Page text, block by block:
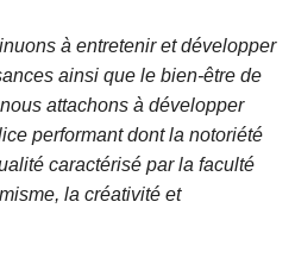
à entretenir et développer
ainsi que le bien-être de
attachons à développer
performant dont la notoriété
caractérisé par la faculté
la créativité et